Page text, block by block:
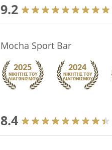
9.2
Mocha Sport Bar
8.4